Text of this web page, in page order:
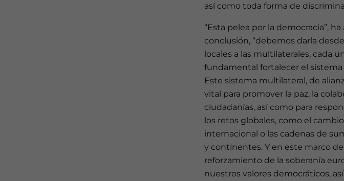
así como toda forma de
“Esta pelea por la democracia”,
conclusión, “debemos darla
locales a las multilaterales, cada
fundamental fortalecer el
Este sistema multilateral, de
vital para promover la paz, la
ciudadanías, así como para
los retos globales, como el
internacional o las cadenas de
y continentes. Y en este marco
reforzamiento de la soberanía
nuestros valores democráticos,